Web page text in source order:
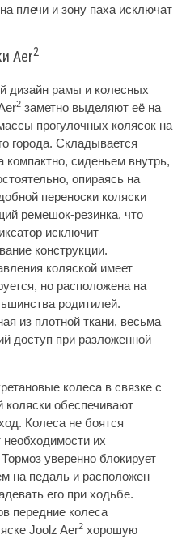
плечи и зону паха исключат
Aer2
дизайн рамы и колесных
2 заметно выделяют её на
прогулочных колясок на
города. Складывается
компактно, сиденьем внутрь,
опираясь на
переноски коляски
ремешок-резинка, что
исключит
конструкции.
коляской имеет
но расположена на
родитилей.
из плотной ткани, весьма
доступ при разложенной
колеса в связке с
коляски обеспечивают
Колеса не боятся
необходимости их
уверенно блокирует
на педаль и расположен
его при ходьбе.
передние колеса
Joolz Aer2 хорошую